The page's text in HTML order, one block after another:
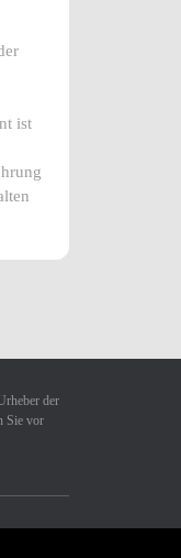
ist
der
Sie vor